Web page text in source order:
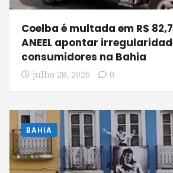
Coelba é multada em R$
ANEEL apontar
consumidores na Bahia
julho 28, 2026 0
BAHIA